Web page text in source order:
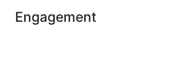
Engagement